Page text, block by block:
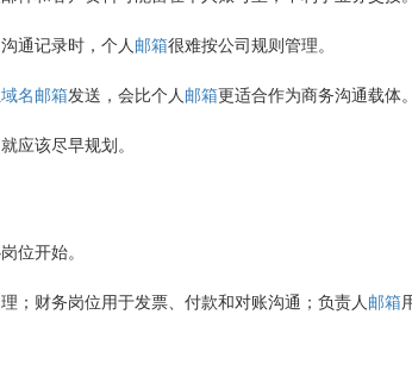
通记录时，个人 邮箱很难按公司规则管理。
域名 邮箱发送，会比个人 邮箱更适合作为商务沟通载体
应该尽早规划。
位开始。
；财务岗位用于发票、付款和对账沟通；负责人 邮箱